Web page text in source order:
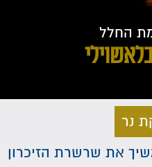
החלל
נר
את שרשרת הזיכרון